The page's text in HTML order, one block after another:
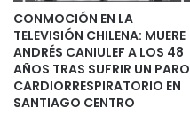
CONMOCIÓN EN LA
TELEVISIÓN CHILENA: MUERE
ANDRÉS CANIULEF A LOS 48
AÑOS TRAS SUFRIR UN PARO
CARDIORRESPIRATORIO EN
SANTIAGO CENTRO